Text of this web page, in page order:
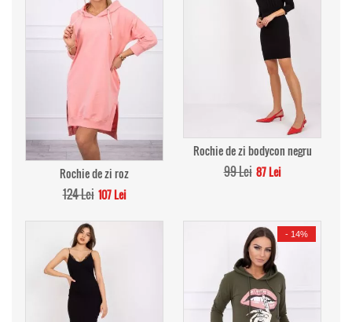
Rochie de zi roz
124 Lei 107 Lei
Rochie de zi bodycon negru
99 Lei 87 Lei
- 14%